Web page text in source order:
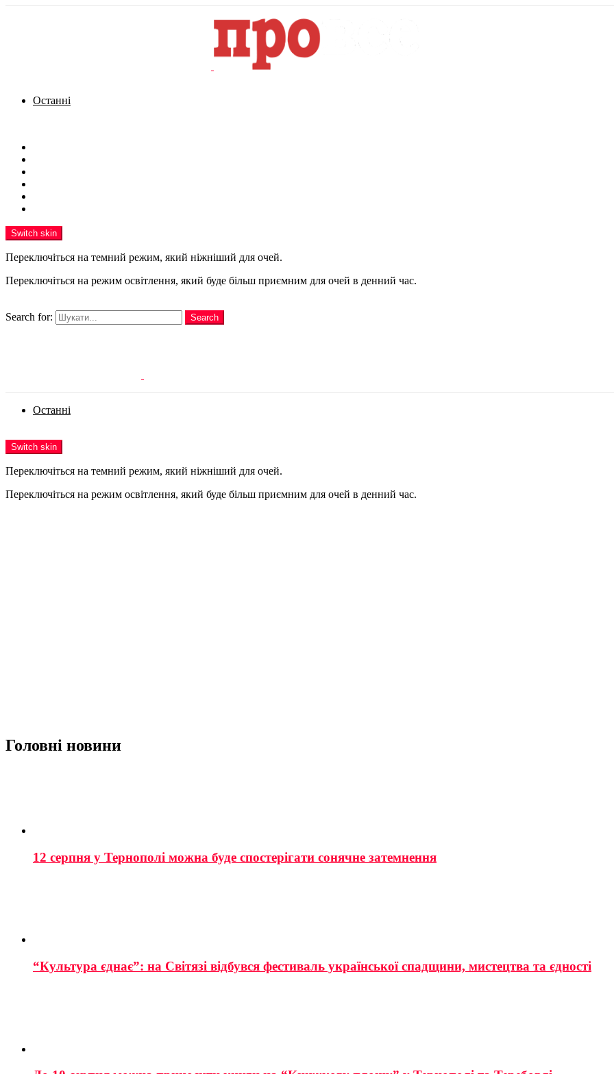
Останні
Switch skin
Переключіться на темний режим, який ніжніший для очей.
Переключіться на режим освітлення, який буде більш приємним для очей в денний час.
Search for:
Search
Останні
Switch skin
Переключіться на темний режим, який ніжніший для очей.
Переключіться на режим освітлення, який буде більш приємним для очей в денний час.
Головні новини
12 серпня у Тернополі можна буде спостерігати сонячне затемнення
“Культура єднає”: на Світязі відбувся фестиваль української спадщини, мистецтва та єдності